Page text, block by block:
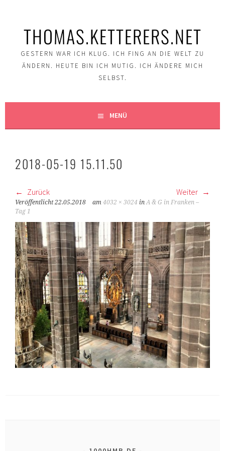
THOMAS.KETTERERS.NET
GESTERN WAR ICH KLUG. ICH FING AN DIE WELT ZU
ÄNDERN. HEUTE BIN ICH MUTIG. ICH ÄNDERE MICH
SELBST.
MENÜ
2018-05-19 15.11.50
Zurück Weiter
Veröffentlicht22.05.2018 am4032 × 3024 inA & G in Franken –
Tag 1